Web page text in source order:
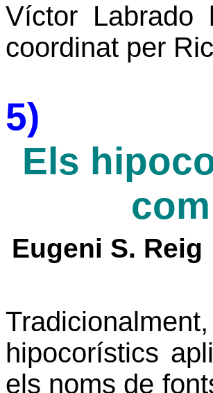
Víctor Labrado
coordinat per
5)
Els
Eugeni S. Reig
hipocorístics
els noms de